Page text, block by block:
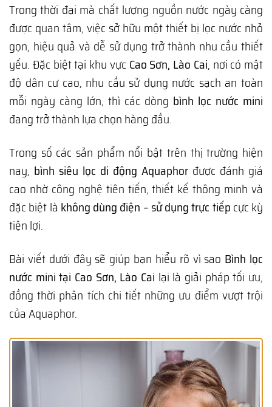
Trong thời đại mà chất lượng nguồn nước ngày càng
được quan tâm, việc sở hữu một thiết bị lọc nước nhỏ
gọn, hiệu quả và dễ sử dụng trở thành nhu cầu thiết
yếu. Đặc biệt tại khu vực Cao Sơn, Lào Cai, nơi có mật
độ dân cư cao, nhu cầu sử dụng nước sạch an toàn
mỗi ngày càng lớn, thì các dòng bình lọc nước mini
đang trở thành lựa chọn hàng đầu.
Trong số các sản phẩm nổi bật trên thị trường hiện
nay, bình siêu lọc di động Aquaphor được đánh giá
cao nhờ công nghệ tiên tiến, thiết kế thông minh và
đặc biệt là không dùng điện – sử dụng trực tiếp cực kỳ
tiện lợi.
Bài viết dưới đây sẽ giúp bạn hiểu rõ vì sao Bình lọc
nước mini tại Cao Sơn, Lào Cai lại là giải pháp tối ưu,
đồng thời phân tích chi tiết những ưu điểm vượt trội
của Aquaphor.